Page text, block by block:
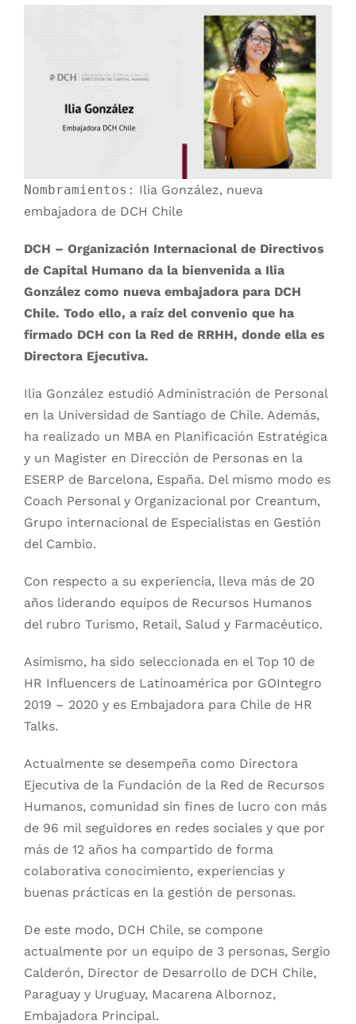
Buscar
Latam
Nombramientos: Ilia González, nueva
embajadora de DCH Chile
DCH – Organización Internacional de Directivos
de Capital Humano da la bienvenida a Ilia
González como nueva embajadora para DCH
Chile. Todo ello, a raíz del convenio que ha
firmado DCH con la Red de RRHH, donde ella es
Directora Ejecutiva.
Ilia González estudió Administración de Personal
en la Universidad de Santiago de Chile. Además,
ha realizado un MBA en Planificación Estratégica
y un Magister en Dirección de Personas en la
ESERP de Barcelona, España. Del mismo modo es
Coach Personal y Organizacional por Creantum,
Grupo internacional de Especialistas en Gestión
del Cambio.
Con respecto a su experiencia, lleva más de 20
años liderando equipos de Recursos Humanos
del rubro Turismo, Retail, Salud y Farmacéutico.
Asimismo, ha sido seleccionada en el Top 10 de
HR Influencers de Latinoamérica por GOIntegro
2019 – 2020 y es Embajadora para Chile de HR
Talks.
Actualmente se desempeña como Directora
Ejecutiva de la Fundación de la Red de Recursos
Humanos, comunidad sin fines de lucro con más
de 96 mil seguidores en redes sociales y que por
más de 12 años ha compartido de forma
colaborativa conocimiento, experiencias y
buenas prácticas en la gestión de personas.
De este modo, DCH Chile, se compone
actualmente por un equipo de 3 personas, Sergio
Calderón, Director de Desarrollo de DCH Chile,
Paraguay y Uruguay, Macarena Albornoz,
Embajadora Principal.